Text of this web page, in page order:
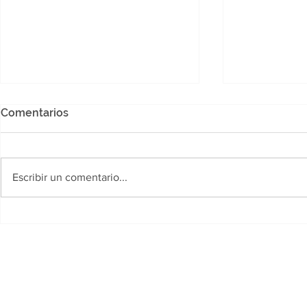
Comentarios
Escribir un comentario...